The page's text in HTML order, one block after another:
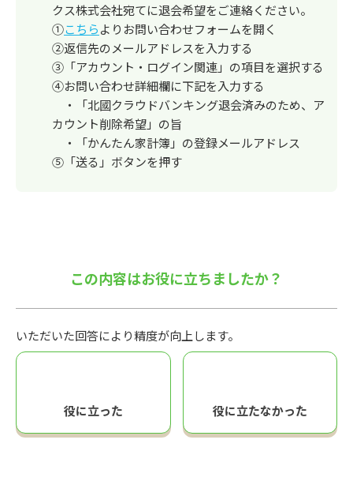
クス株式会社宛てに退会希望をご連絡ください。
①こちらよりお問い合わせフォームを開く
②返信先のメールアドレスを入力する
③「アカウント・ログイン関連」の項目を選択する
④お問い合わせ詳細欄に下記を入力する
・「北國クラウドバンキング退会済みのため、ア
カウント削除希望」の旨
・「かんたん家計簿」の登録メールアドレス
⑤「送る」ボタンを押す
この内容はお役に立ちましたか？
いただいた回答により精度が向上します。
役に立った 役に立たなかった